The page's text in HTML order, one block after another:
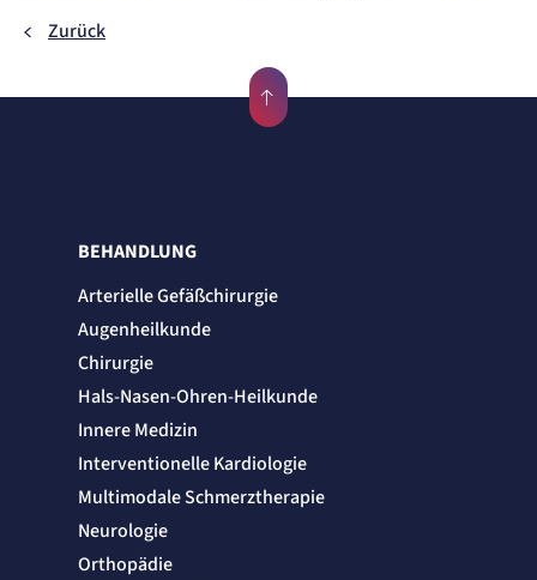
Zurück
BEHANDLUNG
Arterielle Gefäßchirurgie
Augenheilkunde
Chirurgie
Hals-Nasen-Ohren-Heilkunde
Innere Medizin
Interventionelle Kardiologie
Multimodale Schmerztherapie
Neurologie
Orthopädie
mat_ep
Registriert den initialen Einstiegspunkt des Nutzers auf unserer Webseite.
etracker GmbH
Zweck:
Cookie Erkennung
Cookie Laufzeit:
etracker Analytics
et_allow_cookies
Anbieter:
etracker GmbH